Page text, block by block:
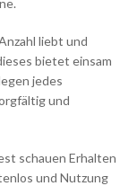
liebt und
bietet einsam
jedes
und
schauen Erhalten
und Nutzung